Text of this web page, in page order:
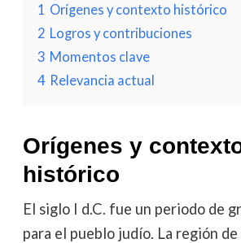
1 Orígenes y contexto histórico
2 Logros y contribuciones
3 Momentos clave
4 Relevancia actual
Orígenes y
histórico
El siglo I d.C. fue un periodo de
para el pueblo judío. La región de